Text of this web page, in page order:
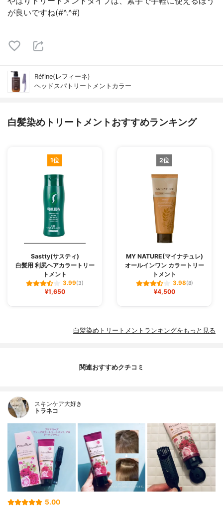
が良いですね(#^.^#)
Réfine(レフィーネ)
ヘッドスパトリートメントカラー
白髪染めトリートメントおすすめランキング
1位
Sastty(サスティ)
白髪用 利尻ヘアカラートリー
トメント
3.99(3)
¥1,650
2位
MY NATURE(マイナチュレ)
オールインワン カラートリー
トメント
3.98(8)
¥4,500
白髪染めトリートメントランキングをもっと見る
関連おすすめクチコミ
スキンケア大好き
トラネコ
5.00